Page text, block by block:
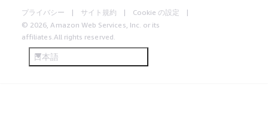
プライバシー サイト規約
Cookie の設定
© 2026, Amazon Web Services, Inc. or its
affiliates.All rights reserved.
日本語